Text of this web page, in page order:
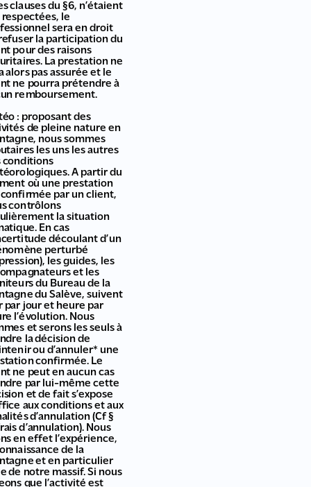
clauses du §6, n’étaient
respectées, le
sera en droit
la participation du
pour des raisons
La prestation ne
alors pas assurée et le
ne pourra prétendre à
remboursement.
: proposant des
de pleine nature en
nous sommes
les uns les autres
conditions
A partir du
où une prestation
par un client,
contrôlons
la situation
En cas
découlant d’un
perturbé
les guides, les
et les
du Bureau de la
du Salève, suivent
par jour et heure par
l’évolution. Nous
et serons les seuls à
la décision de
ou d’annuler* une
confirmée. Le
ne peut en aucun cas
par lui-même cette
et de fait s’expose
aux conditions et aux
d’annulation (Cf §
d’annulation). Nous
en effet l’expérience,
de la
et en particulier
de notre massif. Si nous
que l’activité est